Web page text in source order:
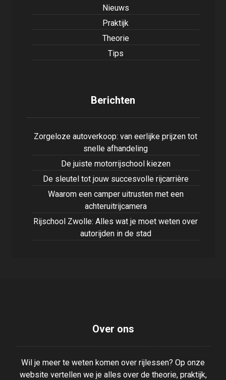
Nieuws
Praktijk
Theorie
Tips
Berichten
Zorgeloze autoverkoop: van eerlijke prijzen tot
snelle afhandeling
De juiste motorrijschool kiezen
De sleutel tot jouw succesvolle rijcarrière
Waarom een camper uitrusten met een
achteruitrijcamera
Rijschool Zwolle: Alles wat je moet weten over
autorijden in de stad
Over ons
Wil je meer te weten komen over rijlessen? Op onze
website vertellen we je alles over de theorie, praktijk,